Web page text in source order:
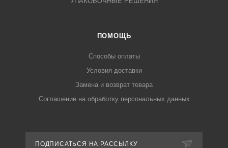
ПОМОЩЬ
Способы оплаты
Условия доставки
Замена и возврат товара
Соглашение на обработку персональных данных
ПОДПИСАТЬСЯ НА РАССЫЛКУ